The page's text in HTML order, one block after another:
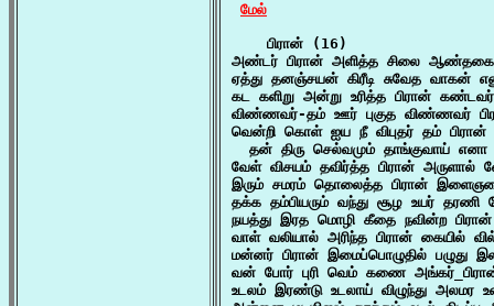
மேல்
    பிரான் (16)
அண்டர் பிரான் அளித்த சிலை
ஏத்து தனஞ்சயன் கிரீடி சுவேத வாகன்
கட களிறு அன்று உரித்த பிரான்
விண்ணவர்-தம் ஊர் புகுத விண்ணவர்
வென்றி கொள் ஐய நீ விபுதர் தம் பிரான்
தன் திரு செல்வமும் தாங்குவாய் எனா
வேள் விசயம் தவிர்த்த பிரான் அருளால்
இரும் சமரம் தொலைத்த பிரான்
தக்க தம்பியரும் வந்து சூழ உயர் தரணி
நயத்து இரத மொழி கீதை நவின்ற
வாள் வலியால் அரிந்த பிரான் கையில்
மன்னர் பிரான் இமைப்பொழுதில் பழுது
வன் போர் புரி வெம் கணை
உடலம் இரண்டு உடலாய் விழுந்து அலமர